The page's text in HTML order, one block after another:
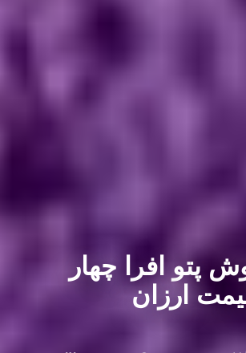
پتو افرا چهار
ارزان